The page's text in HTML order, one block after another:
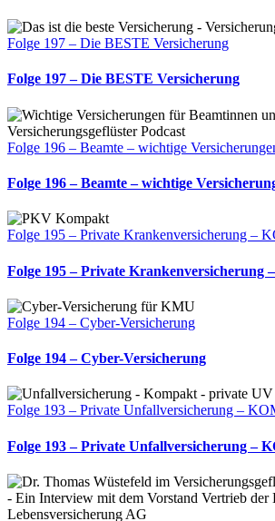
Folge 197 – Die BESTE Versicherung
Folge 197 – Die BESTE Versicherung
Folge 196 – Beamte – wichtige
Folge 196 – Beamte – wichtige
Folge 195 – Private Krankenversicherung –
Folge 195 – Private Krankenversicherung
Folge 194 – Cyber-Versicherung
Folge 194 – Cyber-Versicherung
Folge 193 – Private Unfallversicherung –
Folge 193 – Private Unfallversicherung –